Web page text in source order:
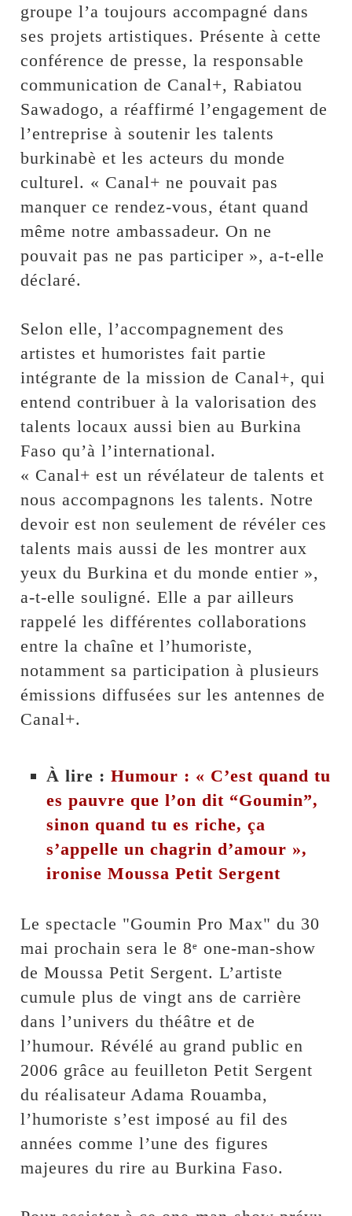
groupe l’a toujours accompagné dans
ses projets artistiques. Présente à cette
conférence de presse, la responsable
communication de Canal+, Rabiatou
Sawadogo, a réaffirmé l’engagement de
l’entreprise à soutenir les talents
burkinabè et les acteurs du monde
culturel. « Canal+ ne pouvait pas
manquer ce rendez-vous, étant quand
même notre ambassadeur. On ne
pouvait pas ne pas participer », a-t-elle
déclaré.
Selon elle, l’accompagnement des
artistes et humoristes fait partie
intégrante de la mission de Canal+, qui
entend contribuer à la valorisation des
talents locaux aussi bien au Burkina
Faso qu’à l’international.
« Canal+ est un révélateur de talents et
nous accompagnons les talents. Notre
devoir est non seulement de révéler ces
talents mais aussi de les montrer aux
yeux du Burkina et du monde entier »,
a-t-elle souligné. Elle a par ailleurs
rappelé les différentes collaborations
entre la chaîne et l’humoriste,
notamment sa participation à plusieurs
émissions diffusées sur les antennes de
Canal+.
À lire :Humour : « C’est quand tu
es pauvre que l’on dit “Goumin”,
sinon quand tu es riche, ça
s’appelle un chagrin d’amour »,
ironise Moussa Petit Sergent
Le spectacle "Goumin Pro Max" du 30
mai prochain sera le 8ᵉ one-man-show
de Moussa Petit Sergent. L’artiste
cumule plus de vingt ans de carrière
dans l’univers du théâtre et de
l’humour. Révélé au grand public en
2006 grâce au feuilleton Petit Sergent
du réalisateur Adama Rouamba,
l’humoriste s’est imposé au fil des
années comme l’une des figures
majeures du rire au Burkina Faso.